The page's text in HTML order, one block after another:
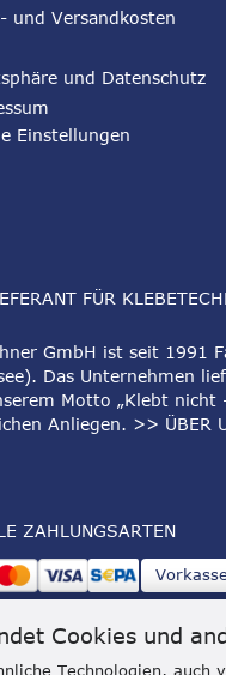
Cookies und
Technologien,
und Versandkosten
und Datenschutz
Einstellungen
FÜR
GmbH ist seit 1991
Das Unternehmen
Motto „Klebt
Anliegen. >> ÜBER
ZAHLUNGSARTEN